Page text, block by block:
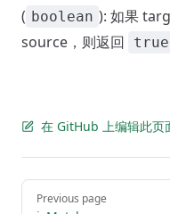
( boolean ): 如果
source，则返回
true
在 GitHub 上编辑此页
Pager
Previous page